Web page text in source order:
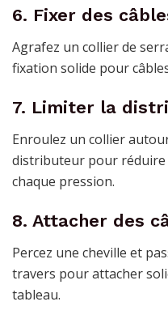
6. Fixer des
Agrafez un collier de
fixation solide pour
7. Limiter la
Enroulez un collier
distributeur pour réduire
chaque pression.
8. Attacher des
Percez une cheville et
travers pour attacher
tableau.